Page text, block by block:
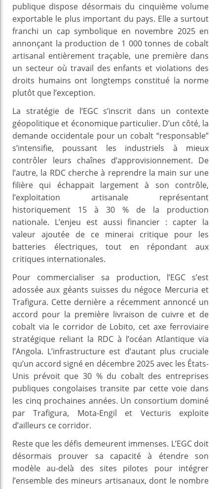
publique dispose désormais du cinquième volume
exportable le plus important du pays. Elle a surtout
franchi un cap symbolique en novembre 2025 en
annonçant la production de 1 000 tonnes de cobalt
artisanal entièrement traçable, une première dans
un secteur où travail des enfants et violations des
droits humains ont longtemps constitué la norme
plutôt que l’exception.
La stratégie de l’EGC s’inscrit dans un contexte
géopolitique et économique particulier. D’un côté, la
demande occidentale pour un cobalt “responsable”
s’intensifie, poussant les industriels à mieux
contrôler leurs chaînes d’approvisionnement. De
l’autre, la RDC cherche à reprendre la main sur une
filière qui échappait largement à son contrôle,
l’exploitation artisanale représentant
historiquement 15 à 30 % de la production
nationale. L’enjeu est aussi financier : capter la
valeur ajoutée de ce minerai critique pour les
batteries électriques, tout en répondant aux
critiques internationales.
Pour commercialiser sa production, l’EGC s’est
adossée aux géants suisses du négoce Mercuria et
Trafigura. Cette dernière a récemment annoncé un
accord pour la première livraison de cuivre et de
cobalt via le corridor de Lobito, cet axe ferroviaire
stratégique reliant la RDC à l’océan Atlantique via
l’Angola. L’infrastructure est d’autant plus cruciale
qu’un accord signé en décembre 2025 avec les États-
Unis prévoit que 30 % du cobalt des entreprises
publiques congolaises transite par cette voie dans
les cinq prochaines années. Un consortium dominé
par Trafigura, Mota-Engil et Vecturis exploite
d’ailleurs ce corridor.
Reste que les défis demeurent immenses. L’EGC doit
désormais prouver sa capacité à étendre son
modèle au-delà des sites pilotes pour intégrer
l’ensemble des mineurs artisanaux, dont le nombre